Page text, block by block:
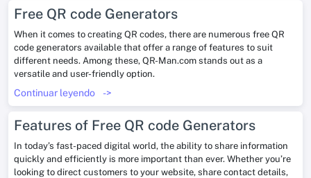
Free QR code Generators
When it comes to creating QR codes, there are numerous free QR
code generators available that offer a range of features to suit
different needs. Among these, QR-Man.com stands out as a
versatile and user-friendly option.
Continuar leyendo ->
Features of Free QR code Generators
In today’s fast-paced digital world, the ability to share information
quickly and efficiently is more important than ever. Whether you’re
looking to direct customers to your website, share contact details,